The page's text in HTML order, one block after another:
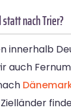
nach Trier?
innerhalb
auch